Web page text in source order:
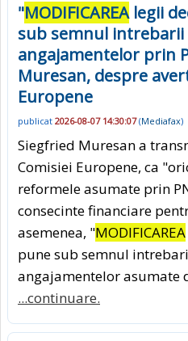
"MODIFICAREAlegii
sub semnul intrebarii
angajamentelor prin
Muresan, despre
Europene
publicat 2026-08-07 14:30:07(Mediafax)
Siegfried Muresan a
Comisiei Europene, ca
reformele asumate prin
consecinte financiare
asemenea, "MODIFICAREA
pune sub semnul
angajamentelor asumate
...continuare.